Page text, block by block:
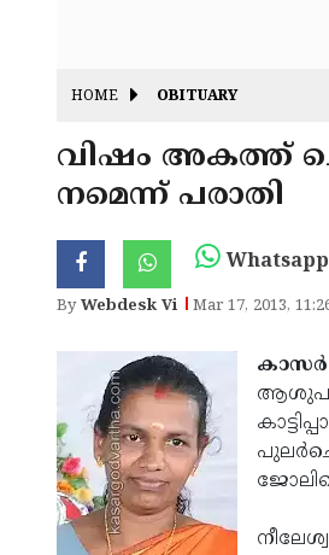
HOME OBITUARY
വിഷം അകത്ത്
നമെന്ന് പരാതി
ByWebdesk Vi Mar 17, 2013,